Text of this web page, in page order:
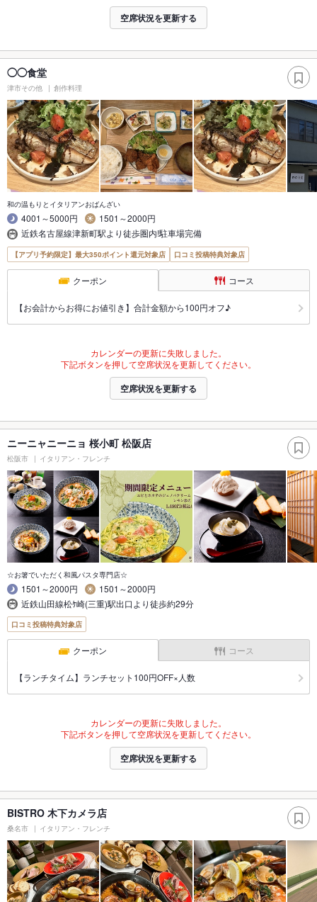
空席状況を更新する
◯◯食堂
津市その他 創作料理
和の温もりとイタリアンおばんざい
4001～5000円
1501～2000円
近鉄名古屋線津新町駅より徒歩圏内!駐車場完備
【アプリ予約限定】最大350ポイント還元対象店 口コミ投稿特典対象店
クーポン コース
【お会計からお得にお値引き】合計金額から100円オフ♪
カレンダーの更新に失敗しました。
下記ボタンを押して空席状況を更新してください。
空席状況を更新する
ニーニャニーニョ 桜小町 松阪店
松阪市 イタリアン・フレンチ
☆お箸でいただく和風パスタ専門店☆
1501～2000円
1501～2000円
近鉄山田線松ｹ崎(三重)駅出口より徒歩約29分
口コミ投稿特典対象店
クーポン コース
【ランチタイム】ランチセット100円OFF×人数
カレンダーの更新に失敗しました。
下記ボタンを押して空席状況を更新してください。
空席状況を更新する
BISTRO 木下カメラ店
桑名市 イタリアン・フレンチ